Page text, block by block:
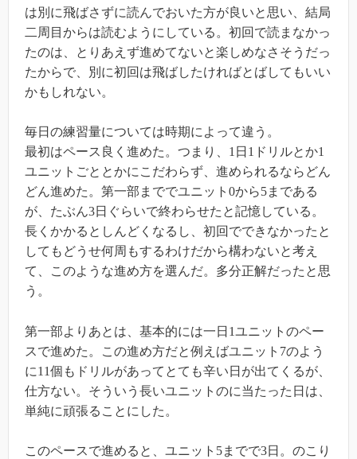
は別に飛ばさずに読んでおいた方が良いと思い、結局
二周目からは読むようにしている。初回で読まなかっ
たのは、とりあえず進めてないと楽しめなさそうだっ
たからで、別に初回は飛ばしたければとばしてもいい
かもしれない。
毎日の練習量については時期によって違う。
最初はペース良く進めた。つまり、1日1ドリルとか1
ユニットごととかにこだわらず、進められるならどん
どん進めた。第一部まででユニット0から5まである
が、たぶん3日ぐらいで終わらせたと記憶している。
長くかかるとしんどくなるし、初回でできなかったと
してもどうせ何周もするわけだから構わないと考え
て、このような進め方を選んだ。多分正解だったと思
う。
第一部よりあとは、基本的には一日1ユニットのペー
スで進めた。この進め方だと例えばユニット7のよう
に11個もドリルがあってとても辛い日が出てくるが、
仕方ない。そういう長いユニットのに当たった日は、
単純に頑張ることにした。
このペースで進めると、ユニット5までで3日。のこり